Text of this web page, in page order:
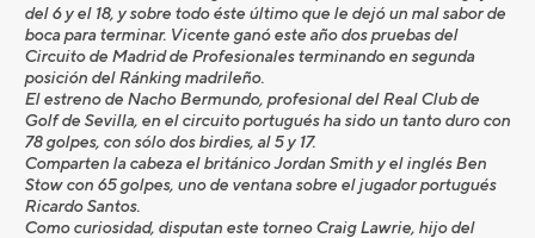
del 6 y el 18, y sobre todo éste último que le dejó un mal sabor de
boca para terminar. Vicente ganó este año dos pruebas del
Circuito de Madrid de Profesionales terminando en segunda
posición del Ránking madrileño.
El estreno de Nacho Bermundo, profesional del Real Club de
Golf de Sevilla, en el circuito portugués ha sido un tanto duro con
78 golpes, con sólo dos birdies, al 5 y 17.
Comparten la cabeza el británico Jordan Smith y el inglés Ben
Stow con 65 golpes, uno de ventana sobre el jugador portugués
Ricardo Santos.
Como curiosidad, disputan este torneo Craig Lawrie, hijo del